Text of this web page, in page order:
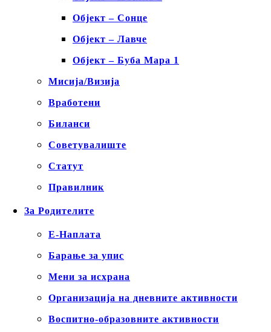
Објект – Сонце
Објект – Лавче
Објект – Буба Мара 1
Мисија/Визија
Вработени
Биланси
Советувалиште
Статут
Правилник
За Родителите
Е-Наплата
Барање за упис
Мени за исхрана
Организација на дневните активности
Воспитно-образовните активности